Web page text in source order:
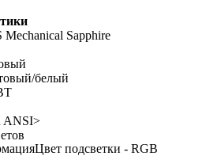
Sapphire
белый
ANSI>
Цвет подсветки - RGB